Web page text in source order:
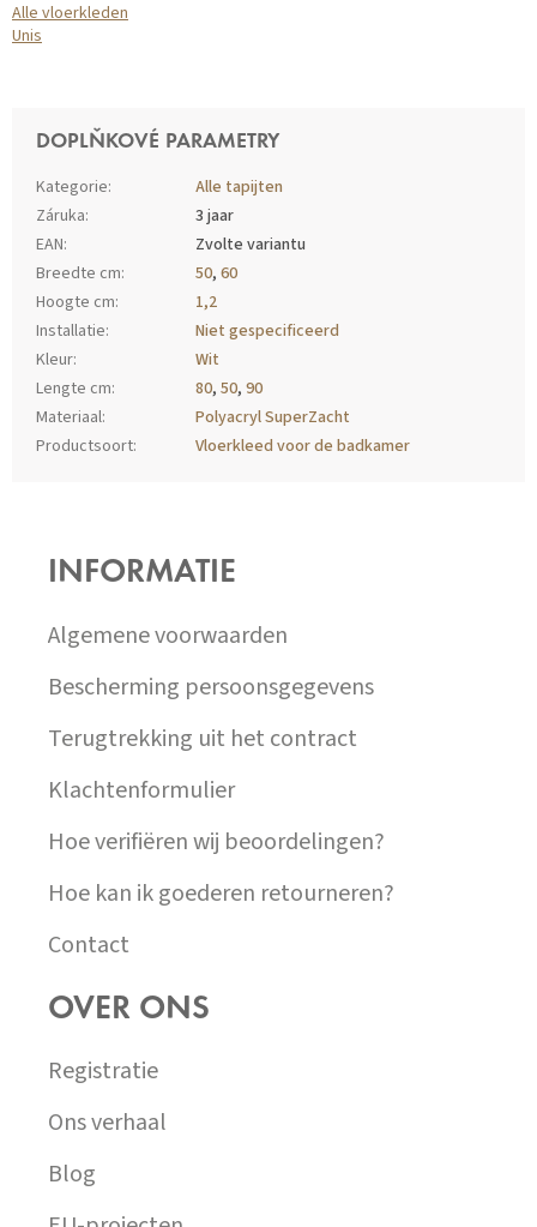
Alle vloerkleden
Unis
DOPLŇKOVÉ PARAMETRY
Kategorie:
Alle tapijten
Záruka:
3 jaar
EAN:
Zvolte variantu
Breedte cm: 50, 60
Hoogte cm:
1,2
Installatie:
Niet gespecificeerd
Kleur:
Wit
Lengte cm: 80, 50, 90
Materiaal:
Polyacryl SuperZacht
Productsoort:
Vloerkleed voor de badkamer
INFORMATIE
Algemene voorwaarden
Bescherming persoonsgegevens
Terugtrekking uit het contract
Klachtenformulier
Hoe verifiëren wij beoordelingen?
Hoe kan ik goederen retourneren?
Contact
OVER ONS
Registratie
Ons verhaal
Blog